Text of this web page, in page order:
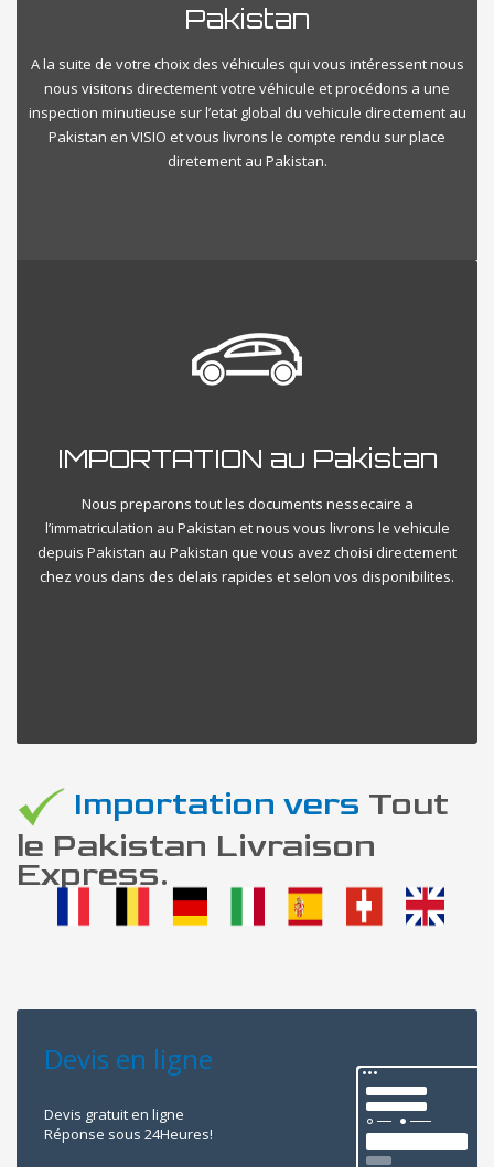
Pakistan
A la suite de votre choix des véhicules qui vous intéressent nous
nous visitons directement votre véhicule et procédons a une
inspection minutieuse sur l’etat global du vehicule directement au
Pakistan en VISIO et vous livrons le compte rendu sur place
diretement au Pakistan.
IMPORTATION au Pakistan
Nous preparons tout les documents nessecaire a
l’immatriculation au Pakistan et nous vous livrons le vehicule
depuis Pakistan au Pakistan que vous avez choisi directement
chez vous dans des delais rapides et selon vos disponibilites.
Importation vers Tout
le Pakistan Livraison
Express.
Devis en ligne
Devis gratuit en ligne
Réponse sous 24Heures!